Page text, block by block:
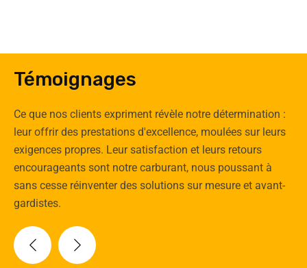
Témoignages
Ce que nos clients expriment révèle notre détermination :
leur offrir des prestations d'excellence, moulées sur leurs
exigences propres. Leur satisfaction et leurs retours
encourageants sont notre carburant, nous poussant à
sans cesse réinventer des solutions sur mesure et avant-
gardistes.